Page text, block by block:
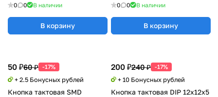
0 0 В наличии
В корзину
50 ₽60 ₽ -17%
+ 2.5 Бонусных рублей
Кнопка тактовая SMD
200 ₽240 ₽ -17%
+ 10 Бонусных рублей
Кнопка тактовая DIP 12x12x5
0 0 В наличии
В корзину